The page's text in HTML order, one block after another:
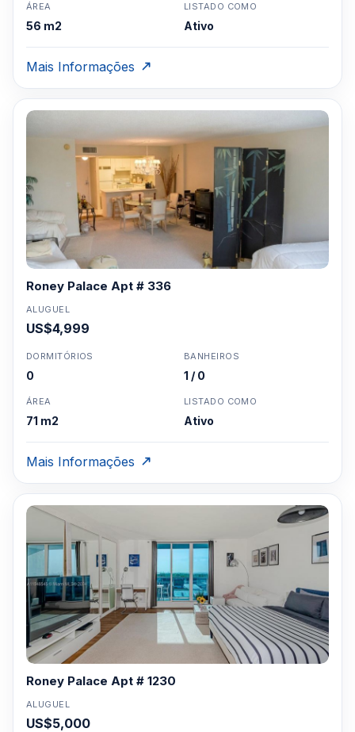
ÁREA
56 m2
LISTADO COMO
Ativo
Mais Informações
Roney Palace Apt # 336
ALUGUEL
US$4,999
DORMITÓRIOS
0
BANHEIROS
1 / 0
ÁREA
71 m2
LISTADO COMO
Ativo
Mais Informações
Roney Palace Apt # 1230
ALUGUEL
US$5,000